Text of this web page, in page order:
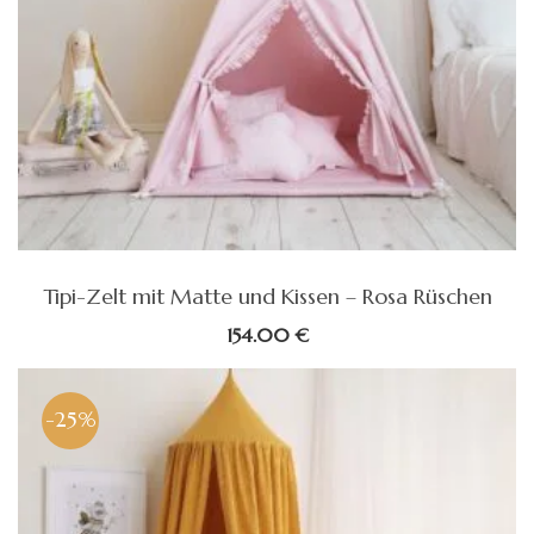
Tipi-Zelt mit Matte und Kissen – Rosa Rüschen
154.00€
-25%